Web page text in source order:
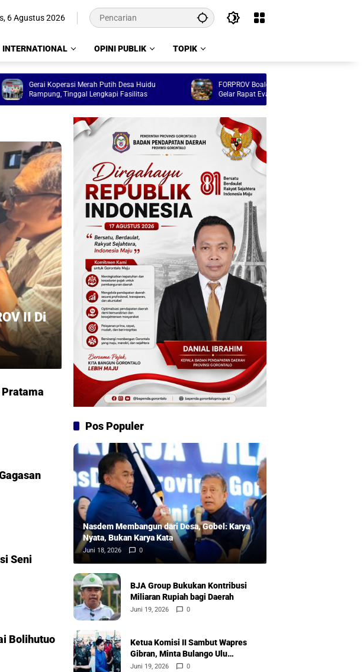
6 Agustus 2026
INTERNATIONAL OPINI PUBLIK TOPIK
Koperasi Merah Putih Desa Huidu
Tinggal Lengkapi Fasilitas
FORPROV Boalemo Sukses, KORMI Gorontalo
Gelar Rapat Evaluasi Menyeluruh
II Di
Seni
Bolihutuo
Pos Populer
Nasdem Membangun dari Desa, Gobel: Karya
Nyata, Bukan Karya Kata
Juni 18, 2026 0
BJA Group Bukukan Kontribusi
Miliaran Rupiah bagi Daerah
Juni 19, 2026 0
Ketua Komisi II Sambut Wapres
Gibran, Minta Bulango Ulu
Diprioritaskan
Juni 19, 2026 0